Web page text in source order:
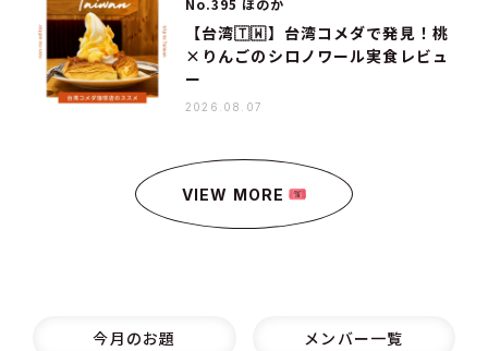
No.395 ほのか
【台湾🇹🇼】台湾コメダで発見！桃
×りんごのシロノワール実食レビュ
ー
2026.08.07
VIEW MORE
今月のお題 メンバー一覧